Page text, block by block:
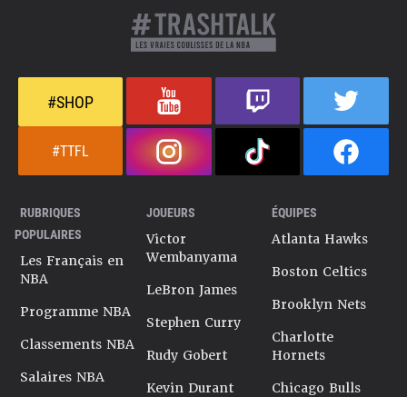
#SHOP
#TTFL
RUBRIQUES
POPULAIRES
Les Français en
NBA
Programme NBA
Classements NBA
Salaires NBA
JOUEURS
Victor
Wembanyama
LeBron James
Stephen Curry
Rudy Gobert
Kevin Durant
ÉQUIPES
Atlanta Hawks
Boston Celtics
Brooklyn Nets
Charlotte
Hornets
Chicago Bulls